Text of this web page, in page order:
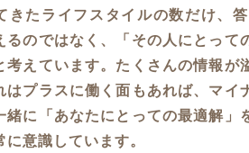
きたライフスタイルの数だけ、
るのではなく、「その人にとって
考えています。たくさんの情報が
プラスに働く面もあれば、マイ
緒に「あなたにとっての最適解」
に意識しています。